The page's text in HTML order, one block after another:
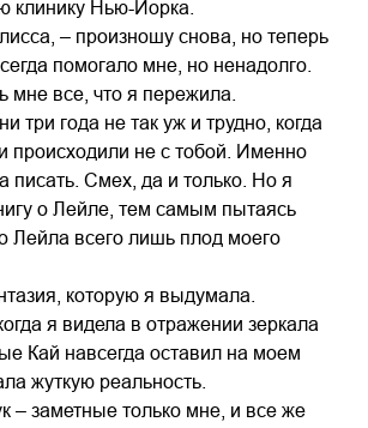
клинику Нью-Йорка.
– произношу снова, но теперь
помогало мне, но ненадолго.
мне все, что я пережила.
три года не так уж и трудно, когда
происходили не с тобой. Именно
писать. Смех, да и только. Но я
о Лейле, тем самым пытаясь
Лейла всего лишь плод моего
которую я выдумала.
я видела в отражении зеркала
Кай навсегда оставил на моем
жуткую реальность.
– заметные только мне, и все же